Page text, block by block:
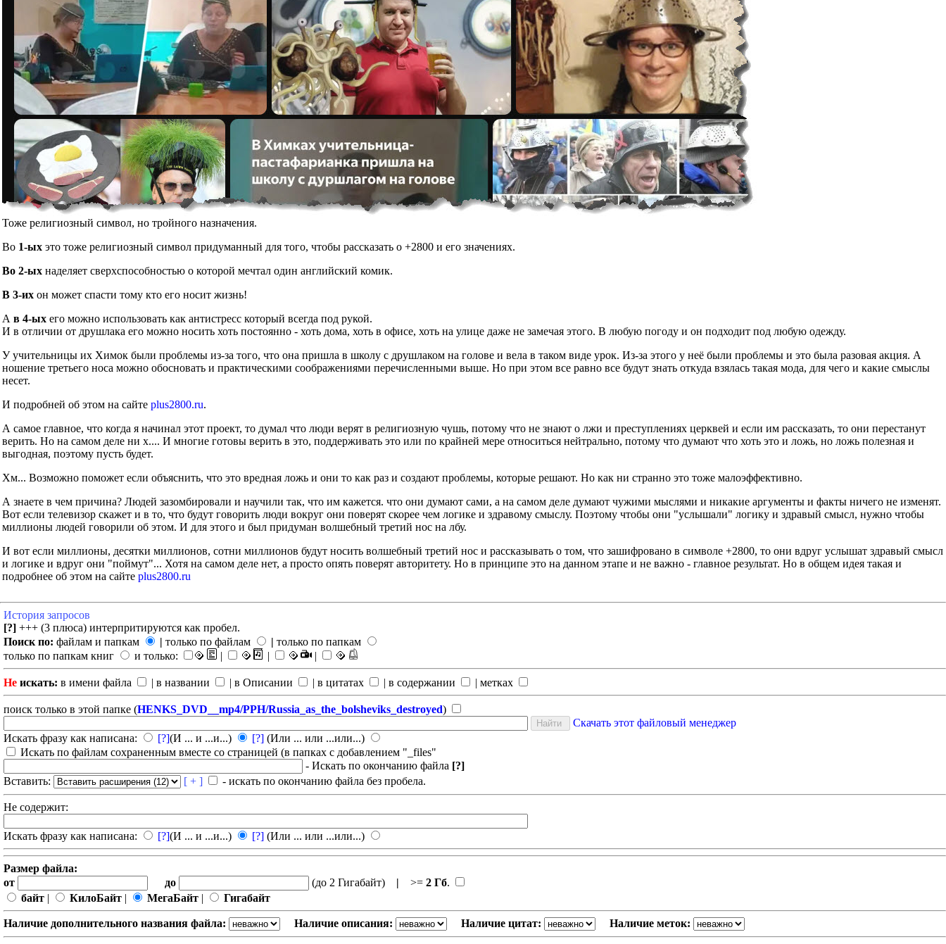
Тоже религиозный символ, но тройного назначения.
Во 1-ых это тоже религиозный символ придуманный для того, чтобы рассказать о +2800 и его значениях.
Во 2-ых наделяет сверхспособностью о которой мечтал один английский комик.
В 3-их он может спасти тому кто его носит жизнь!
А в 4-ых его можно использовать как антистресс который всегда под рукой.
И в отличии от друшлака его можно носить хоть постоянно - хоть дома, хоть в офисе, хоть на улице даже не замечая этого. В любую погоду и он подходит под любую одежду.
У учительницы их Химок были проблемы из-за того, что она пришла в школу с друшлаком на голове и вела в таком виде урок. Из-за этого у неё были проблемы и это была разовая акция. А
ношение третьего носа можно обосновать и практическими соображениями перечисленными выше. Но при этом все равно все будут знать откуда взялась такая мода, для чего и какие смыслы
несет.
И подробней об этом на сайте plus2800.ru.
А самое главное, что когда я начинал этот проект, то думал что люди верят в религиозную чушь, потому что не знают о лжи и преступлениях церквей и если им рассказать, то они перестанут
верить. Но на самом деле ни х.... И многие готовы верить в это, поддерживать это или по крайней мере относиться нейтрально, потому что думают что хоть это и ложь, но ложь полезная и
выгодная, поэтому пусть будет.
Хм... Возможно поможет если объяснить, что это вредная ложь и они то как раз и создают проблемы, которые решают. Но как ни странно это тоже малоэффективно.
А знаете в чем причина? Людей зазомбировали и научили так, что им кажется. что они думают сами, а на самом деле думают чужими мыслями и никакие аргументы и факты ничего не изменят.
Вот если телевизор скажет и в то, что будут говорить люди вокруг они поверят скорее чем логике и здравому смыслу. Поэтому чтобы они "услышали" логику и здравый смысл, нужно чтобы
миллионы людей говорили об этом. И для этого и был придуман волшебный третий нос на лбу.
И вот если миллионы, десятки миллионов, сотни миллионов будут носить волшебный третий нос и рассказывать о том, что зашифровано в символе +2800, то они вдруг услышат здравый смысл
и логике и вдруг они "поймут"... Хотя на самом деле нет, а просто опять поверят авторитету. Но в принципе это на данном этапе и не важно - главное результат. Но в общем идея такая и
подробнее об этом на сайте plus2800.ru
История запросов
[?] +++ (3 плюса) интерпритируются как пробел.
Поиск по: файлам и папкам | только по файлам | только по папкам
только по папкам книг
и только: | | |
Не искать: в имени файла | в названии | в Описании | в цитатах | в содержании | метках
поиск только в этой папке (HENKS_DVD__mp4/PPH/Russia_as_the_bolsheviks_destroyed)
Скачать этот файловый менеджер
Искать фразу как написана:
[?](И ... и ...и...) [?] (Или ... или ...или...)
Искать по файлам сохраненным вместе со страницей (в папках с добавлением "_files"
- Искать по окончанию файла [?]
Вставить:
[ + ] - искать по окончанию файла без пробела.
Не содержит:
Искать фразу как написана: [?](И ... и ...и...) [?] (Или ... или ...или...)
Размер файла:
от
до (до 2 Гигабайт) | >= 2 Гб.
байт | КилоБайт | МегаБайт | Гигабайт
Наличие дополнительного названия файла: Наличие описания: Наличие цитат: Наличие меток: